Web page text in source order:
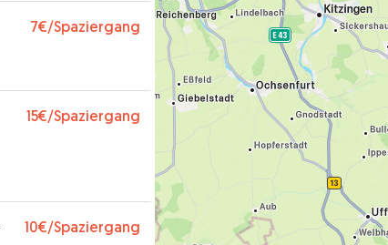
7€/Spaziergang
15€/Spaziergang
10€/Spaziergang